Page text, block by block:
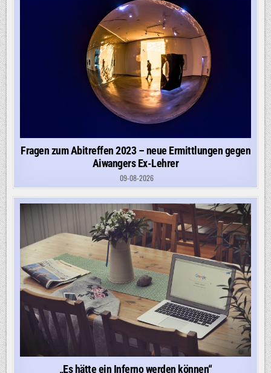
Fragen zum Abitreffen 2023 – neue Ermittlungen gegen
Aiwangers Ex-Lehrer
09-08-2026
„Es hätte ein Inferno werden können“